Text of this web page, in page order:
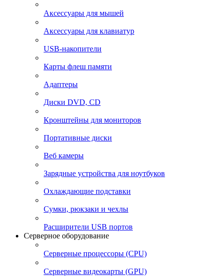
Аксессуары для мышей
Аксессуары для клавиатур
USB-накопители
Карты флеш памяти
Адаптеры
Диски DVD, CD
Кронштейны для мониторов
Портативные диски
Веб камеры
Зарядные устройства для ноутбуков
Охлаждающие подставки
Сумки, рюкзаки и чехлы
Расширители USB портов
Серверное оборудование
Серверные процессоры (CPU)
Серверные видеокарты (GPU)